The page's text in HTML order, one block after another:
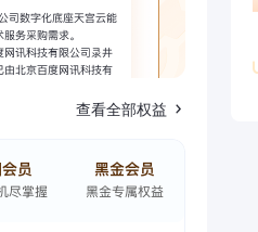
查看全部权益